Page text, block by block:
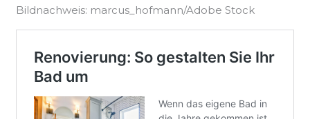
Bildnachweis: marcus_hofmann/Adobe Stock